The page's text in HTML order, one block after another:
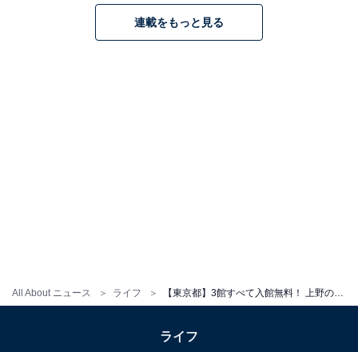
All About ニュース ライフ 【東京都】3館すべて入館無料！ 上野の殿堂、銀座最古の画廊、東大の驚異の標本。個性派アートスポット3選
連載をもっと見る
ライフ